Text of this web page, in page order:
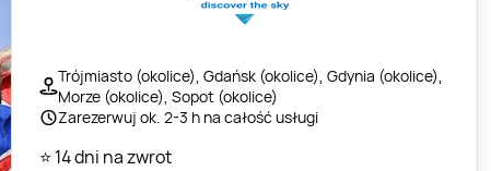
Trójmiasto (okolice), Gdańsk (okolice), Gdynia (okolice),
Morze (okolice), Sopot (okolice)
Zarezerwuj ok. 2-3 h na całość usługi
⭐ 14 dni na zwrot